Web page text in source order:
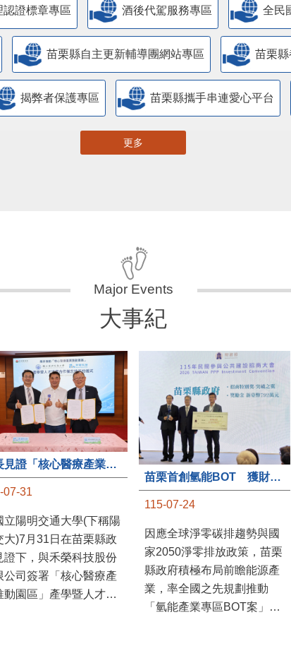
證標章專區 酒後代駕服務專區 全民
苗栗縣自主更新輔導團網站專區 苗栗
揭弊者保護專區 苗栗縣攜手串連愛心平台
更多
大事紀
07-31
陽明交通大學(下稱陽
大)7月31日在苗栗縣政
證下，與禾榮科技股份
公司簽署「核心醫療產
動園區」產學暨人才培
苗栗首創氫能BOT 獲財政部「突破之翼」肯定
115-07-24
因應全球淨零碳排趨勢與國
家2050淨零排放政策，苗栗
縣政府積極布局前瞻能源產
業，率全國之先規劃推動
「氫能產業專區BOT案」，